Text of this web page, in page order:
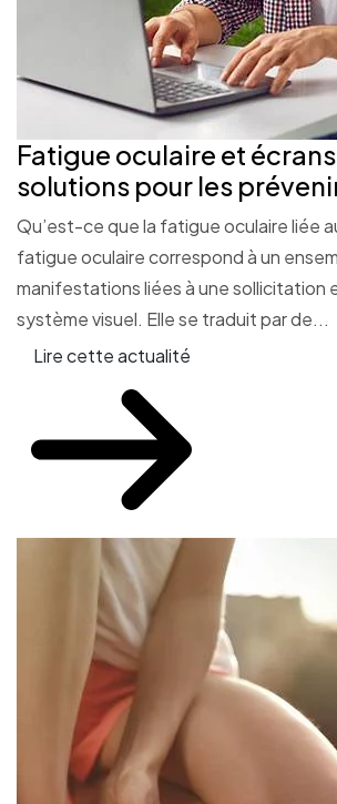
Fatigue oculaire et
solutions pour les
Qu’est-ce que la fatigue oculaire liée
fatigue oculaire correspond à un
manifestations liées à une sollicitation
système visuel. Elle se traduit par de...
Lire cette actualité